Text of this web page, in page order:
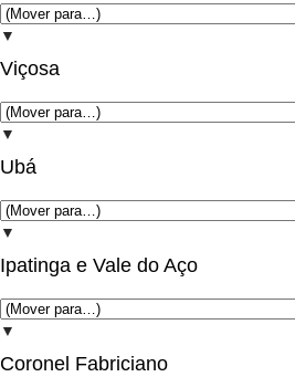
▼
Viçosa
▼
Ubá
▼
Ipatinga e Vale do Aço
▼
Coronel Fabriciano